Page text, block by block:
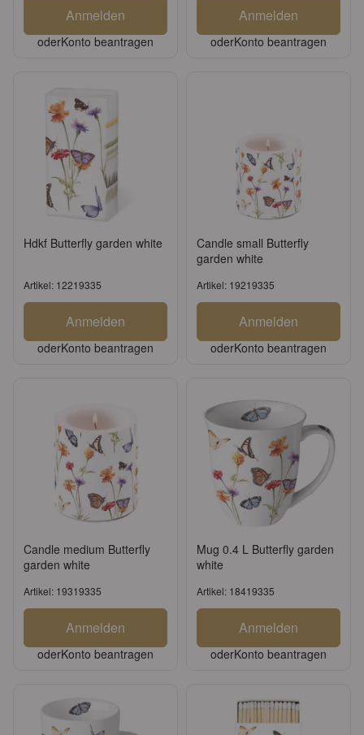
Anmelden
oderKonto beantragen
Anmelden
oderKonto beantragen
Hdkf Butterfly garden white
Artikel: 12219335
Anmelden
oderKonto beantragen
Candle small Butterfly
garden white
Artikel: 19219335
Anmelden
oderKonto beantragen
Candle medium Butterfly
garden white
Artikel: 19319335
Anmelden
oderKonto beantragen
Mug 0.4 L Butterfly garden
white
Artikel: 18419335
Anmelden
oderKonto beantragen